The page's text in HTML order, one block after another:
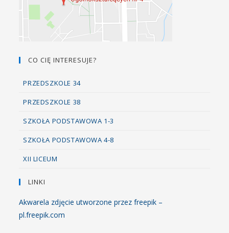
CO CIĘ INTERESUJE?
PRZEDSZKOLE 34
PRZEDSZKOLE 38
SZKOŁA PODSTAWOWA 1-3
SZKOŁA PODSTAWOWA 4-8
XII LICEUM
LINKI
Akwarela zdjęcie utworzone przez freepik –
pl.freepik.com